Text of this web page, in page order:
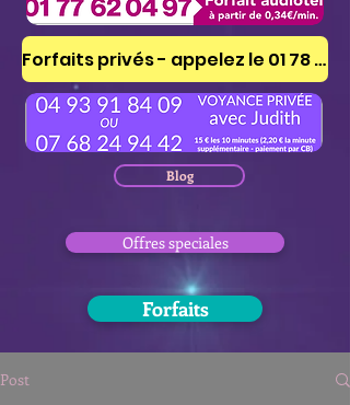
Blog
Offres speciales
Forfaits
Forfaits privés - appelez le 01 78 41 53 51
Post